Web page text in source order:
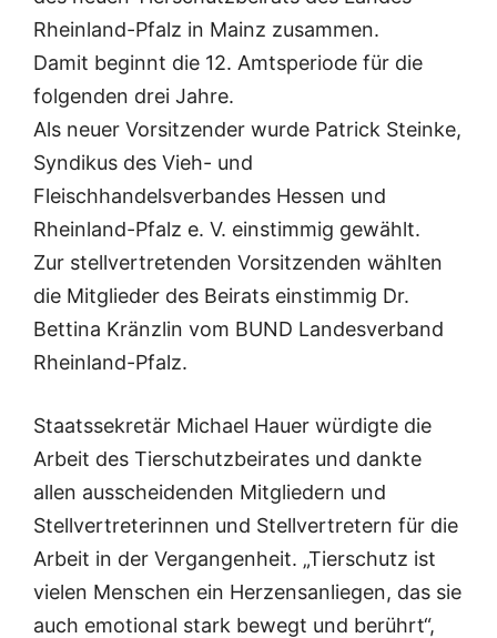
Rheinland-Pfalz in Mainz zusammen.
Damit beginnt die 12. Amtsperiode für die
folgenden drei Jahre.
Als neuer Vorsitzender wurde Patrick Steinke,
Syndikus des Vieh- und
Fleischhandelsverbandes Hessen und
Rheinland-Pfalz e. V. einstimmig gewählt.
Zur stellvertretenden Vorsitzenden wählten
die Mitglieder des Beirats einstimmig Dr.
Bettina Kränzlin vom BUND Landesverband
Rheinland-Pfalz.
Staatssekretär Michael Hauer würdigte die
Arbeit des Tierschutzbeirates und dankte
allen ausscheidenden Mitgliedern und
Stellvertreterinnen und Stellvertretern für die
Arbeit in der Vergangenheit. „Tierschutz ist
vielen Menschen ein Herzensanliegen, das sie
auch emotional stark bewegt und berührt“,